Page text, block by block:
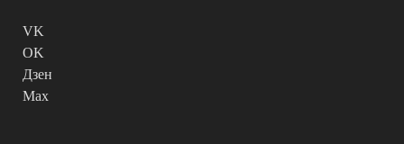
VK
OK
Дзен
Max